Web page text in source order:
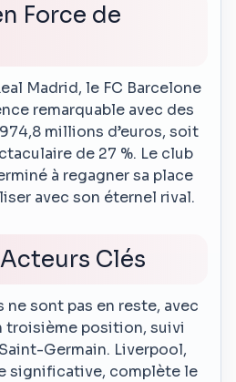
Force de
Madrid, le FC Barcelone
remarquable avec des
millions d’euros, soit
de 27 %. Le club
à regagner sa place
avec son éternel rival.
Clés
ne sont pas en reste, avec
troisième position, suivi
Germain. Liverpool,
significative, complète le